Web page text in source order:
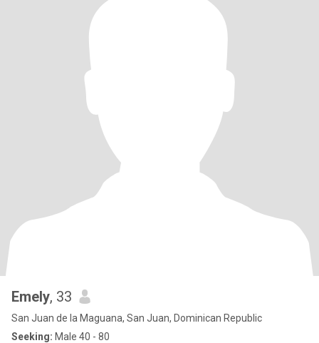
Emely, 33
San Juan de la Maguana, San Juan, Dominican Republic
Seeking: Male 40 - 80